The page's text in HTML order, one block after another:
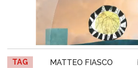
TAG MATTEO FIASCO